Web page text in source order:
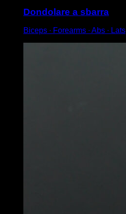
Dondolare a sbarra
Biceps ∙ Forearms ∙ Abs ∙ Lats